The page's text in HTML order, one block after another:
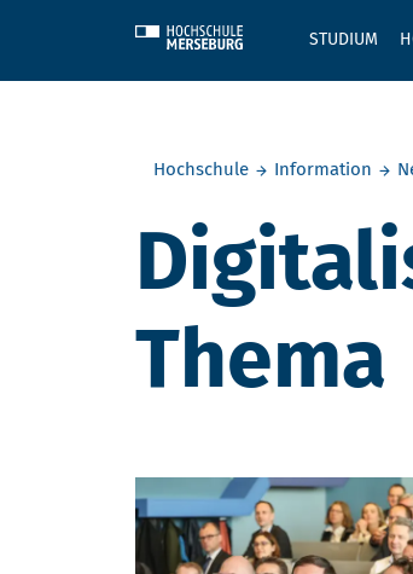
STUDIUM
Hochschule
Information
Thema